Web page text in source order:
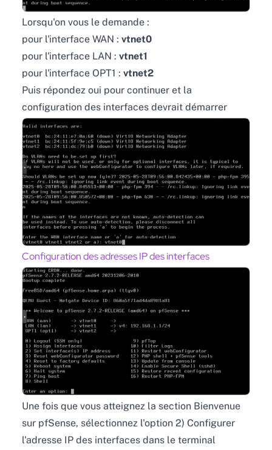
Lorsqu'on vous le demande :
pour l'interface WAN : vtnet0
pour l'interface LAN : vtnet1
pour l'interface OPT1 : vtnet2
Puis répondez oui pour continuer et la
configuration des interfaces devrait démarrer
Configuration des adresses IP des interfaces
Une fois que vous atteignez la section Bienvenue
sur pfSense, sélectionnez l'option 2) Configurer
l'adresse IP des interfaces dans le terminal